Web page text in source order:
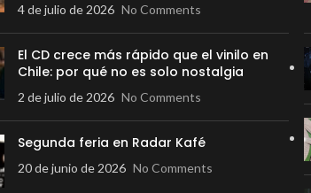
4 de julio de 2026 No Comments
El CD crece más rápido que el vinilo en
Chile: por qué no es solo nostalgia
2 de julio de 2026 No Comments
Segunda feria en Radar Kafé
20 de junio de 2026 No Comments